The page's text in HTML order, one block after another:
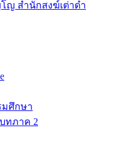
ญ​ สำนัก​สงฆ์​เต่าดำ​
มศึกษา
ทภาค 2